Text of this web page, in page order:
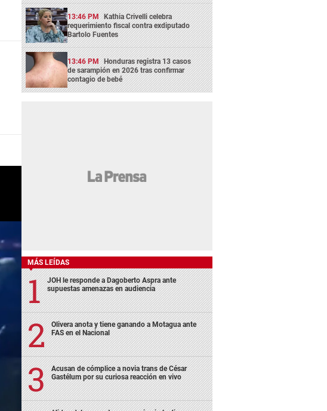
13:46 PM Kathia Crivelli celebra
requerimiento fiscal contra exdiputado
Bartolo Fuentes
13:46 PM Honduras registra 13 casos
de sarampión en 2026 tras confirmar
contagio de bebé
MÁS LEÍDAS
JOH le responde a Dagoberto Aspra ante
supuestas amenazas en audiencia
Olivera anota y tiene ganando a Motagua ante
FAS en el Nacional
Acusan de cómplice a novia trans de César
Gastélum por su curiosa reacción en vivo